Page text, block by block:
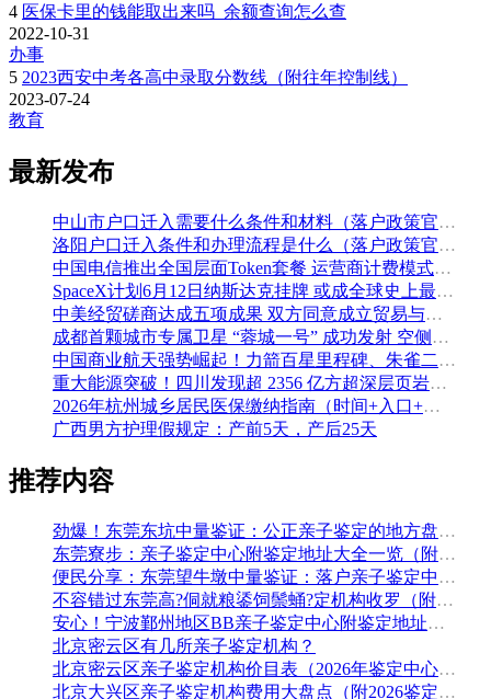
4 医保卡里的钱能取出来吗_余额查询怎么查
2022-10-31
办事
5 2023西安中考各高中录取分数线（附往年控制线）
2023-07-24
教育
最新发布
中山市户口迁入需要什么条件和材料（落户政策官方解读）
洛阳户口迁入条件和办理流程是什么（落户政策官方问答汇总）
中国电信推出全国层面Token套餐 运营商计费模式从”流量”迈向”算力”
SpaceX计划6月12日纳斯达克挂牌 或成全球史上最大规模IPO
中美经贸磋商达成五项成果 双方同意成立贸易与投资双理事会
成都首颗城市专属卫星 “蓉城一号” 成功发射 空侧直转模式同步落地 双重大突破助力国际门户枢纽建设
中国商业航天强势崛起！力箭百星里程碑、朱雀二号改进型发射成功
重大能源突破！四川发现超 2356 亿方超深层页岩气田，保障国家能源安全
2026年杭州城乡居民医保缴纳指南（时间+入口+金额）
广西男方护理假规定：产前5天，产后25天
推荐内容
劲爆！东莞东坑中量鉴证：公正亲子鉴定的地方盘整（附2026年5月鉴定汇总）
东莞寮步：亲子鉴定中心附鉴定地址大全一览（附2026年鉴定机构推荐）
便民分享：东莞望牛墩中量鉴证：落户亲子鉴定中心地址排名（附鉴定办理流程费用）
不容错过东莞高?侗就粮鋈饲鬃蛹?定机构收罗（附2026年5月鉴定手续）
安心！宁波鄞州地区BB亲子鉴定中心附鉴定地址大全一览（附2026年最全鉴定手续）
北京密云区有几所亲子鉴定机构？
北京密云区亲子鉴定机构价目表（2026年鉴定中心地址盘点）
北京大兴区亲子鉴定机构费用大盘点（附2026鉴定地址大全）